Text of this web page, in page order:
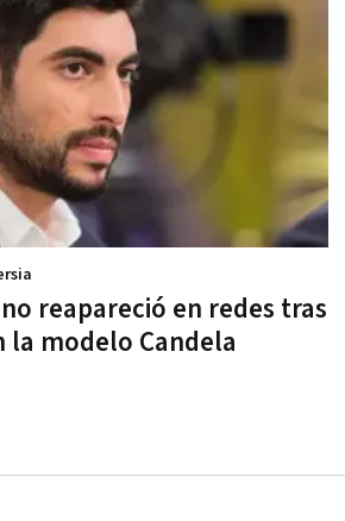
reapareció en redes tras
la modelo Candela